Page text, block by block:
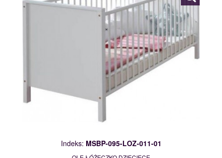
Indeks: MSBP-095-LOZ-011-01